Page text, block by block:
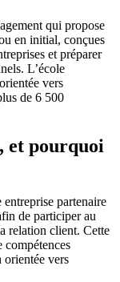
qui propose
en initial, conçues
et préparer
L’école
vers
de 6 500
et pourquoi
partenaire
de participer au
relation client. Cette
compétences
orientée vers